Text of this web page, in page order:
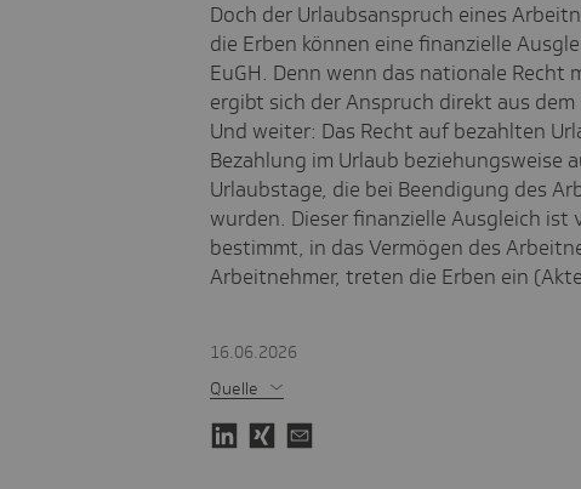
Doch der Urlaubsanspruch eines
die Erben können eine finanzielle
EuGH. Denn wenn das nationale Recht
ergibt sich der Anspruch direkt aus
Und weiter: Das Recht auf bezahlten
Bezahlung im Urlaub beziehungsweise
Urlaubstage, die bei Beendigung des
wurden. Dieser finanzielle Ausgleich
bestimmt, in das Vermögen des
Arbeitnehmer, treten die Erben ein
16.06.2026
Quelle